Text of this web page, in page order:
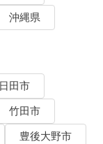
沖縄県
日田市
竹田市
豊後大野市